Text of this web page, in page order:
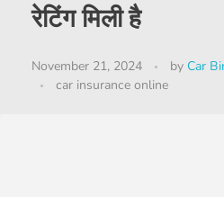
रेटिंग मिली है
November 21, 2024 by Car
car insurance online